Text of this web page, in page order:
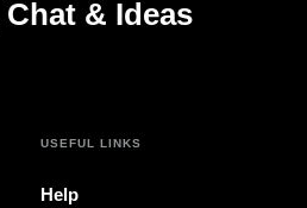
& Ideas
tab)
USEFUL LINKS
Help